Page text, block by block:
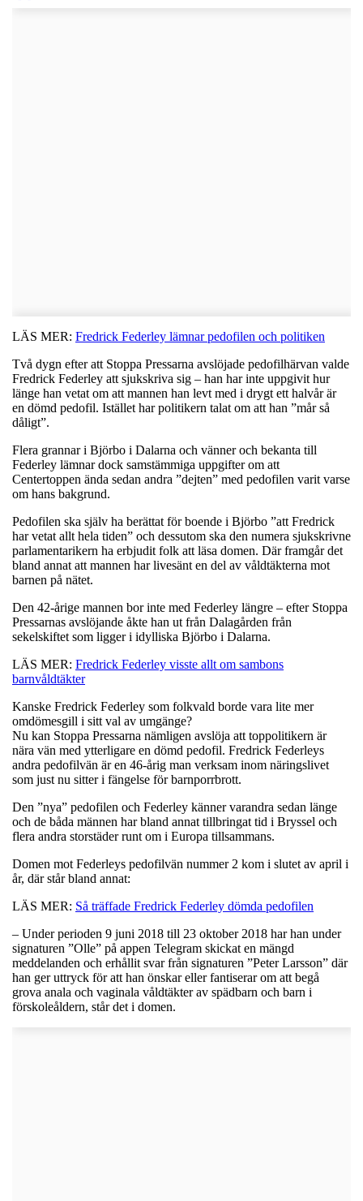
LÄS MER: Fredrick Federley lämnar pedofilen och politiken
Två dygn efter att Stoppa Pressarna avslöjade pedofilhärvan valde
Fredrick Federley att sjukskriva sig – han har inte uppgivit hur
länge han vetat om att mannen han levt med i drygt ett halvår är
en dömd pedofil. Istället har politikern talat om att han ”mår så
dåligt”.
Flera grannar i Björbo i Dalarna och vänner och bekanta till
Federley lämnar dock samstämmiga uppgifter om att
Centertoppen ända sedan andra ”dejten” med pedofilen varit varse
om hans bakgrund.
Pedofilen ska själv ha berättat för boende i Björbo ”att Fredrick
har vetat allt hela tiden” och dessutom ska den numera sjukskrivne
parlamentarikern ha erbjudit folk att läsa domen. Där framgår det
bland annat att mannen har livesänt en del av våldtäkterna mot
barnen på nätet.
Den 42-årige mannen bor inte med Federley längre – efter Stoppa
Pressarnas avslöjande åkte han ut från Dalagården från
sekelskiftet som ligger i idylliska Björbo i Dalarna.
LÄS MER: Fredrick Federley visste allt om sambons
barnvåldtäkter
Kanske Fredrick Federley som folkvald borde vara lite mer
omdömesgill i sitt val av umgänge?
Nu kan Stoppa Pressarna nämligen avslöja att toppolitikern är
nära vän med ytterligare en dömd pedofil. Fredrick Federleys
andra pedofilvän är en 46-årig man verksam inom näringslivet
som just nu sitter i fängelse för barnporrbrott.
Den ”nya” pedofilen och Federley känner varandra sedan länge
och de båda männen har bland annat tillbringat tid i Bryssel och
flera andra storstäder runt om i Europa tillsammans.
Domen mot Federleys pedofilvän nummer 2 kom i slutet av april i
år, där står bland annat:
LÄS MER: Så träffade Fredrick Federley dömda pedofilen
– Under perioden 9 juni 2018 till 23 oktober 2018 har han under
signaturen ”Olle” på appen Telegram skickat en mängd
meddelanden och erhållit svar från signaturen ”Peter Larsson” där
han ger uttryck för att han önskar eller fantiserar om att begå
grova anala och vaginala våldtäkter av spädbarn och barn i
förskoleåldern, står det i domen.